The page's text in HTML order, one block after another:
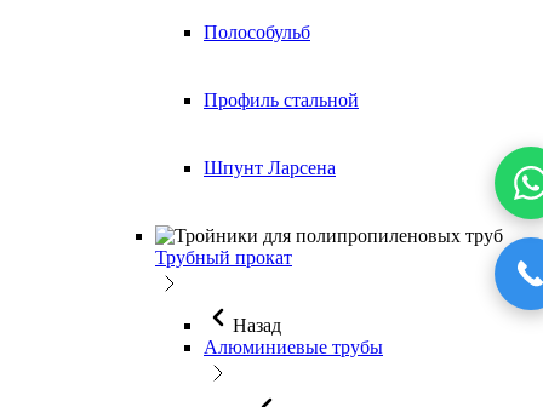
Полособульб
Профиль стальной
Шпунт Ларсена
Трубный прокат
Назад
Алюминиевые трубы